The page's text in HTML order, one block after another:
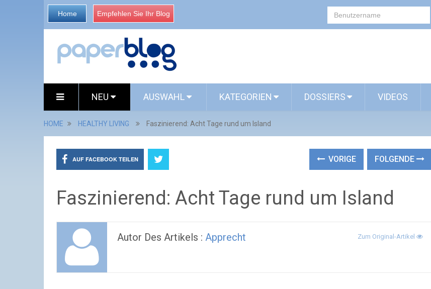
Home Empfehlen Sie Ihr Blog
NEU AUSWAHL KATEGORIEN DOSSIERS VIDEOS
HOME HEALTHY LIVING Faszinierend: Acht Tage rund um Island
AUF FACEBOOK TEILEN VORIGE FOLGENDE
Faszinierend: Acht Tage rund um Island
Autor Des Artikels : Apprecht Zum Original-Artikel